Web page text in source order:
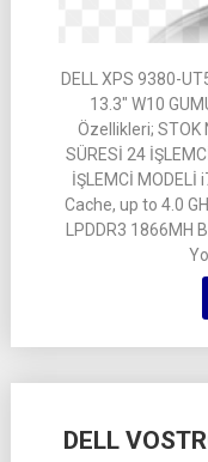
DELL XPS 9380-
13.3″ W10
Özellikleri; STOK
SÜRESİ 24
İŞLEMCİ MODELİ
Cache, up to 4.0
LPDDR3 1866MH
DELL